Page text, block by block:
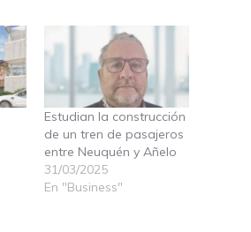
Estudian la construcción
de un tren de pasajeros
entre Neuquén y Añelo
31/03/2025
En "Business"